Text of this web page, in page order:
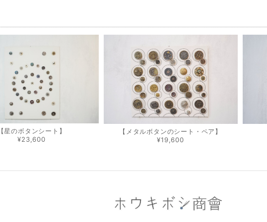
星のボタンシート】
¥23,600
【メタルボタンのシート・ペア】
¥19,600